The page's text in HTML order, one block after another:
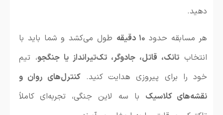
دهید.
هر مسابقه حدود ۱۰ دقیقه
طول می‌کشد و شما باید با
انتخاب تانک، قاتل، جادوگر، تک‌تیرانداز یا جنگجو، تیم
خود را برای پیروزی هدایت کنید.کنترل‌های روان و
نقشه‌های کلاسیک با سه لاین جنگی، تجربه‌ای کاملاً